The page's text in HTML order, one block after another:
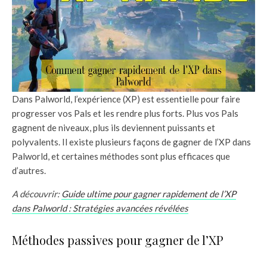
Dans Palworld, l’expérience (XP) est essentielle pour faire
progresser vos Pals et les rendre plus forts. Plus vos Pals
gagnent de niveaux, plus ils deviennent puissants et
polyvalents. Il existe plusieurs façons de gagner de l’XP dans
Palworld, et certaines méthodes sont plus efficaces que
d’autres.
A découvrir:Guide ultime pour gagner rapidement de l’XP
dans Palworld : Stratégies avancées révélées
Méthodes passives pour gagner de l’XP